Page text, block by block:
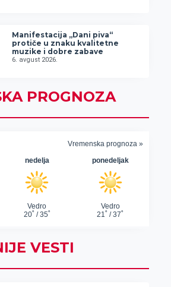
Manifestacija „Dani piva“
protiče u znaku kvalitetne
muzike i dobre zabave
6. avgust 2026.
PROGNOZA
VESTI